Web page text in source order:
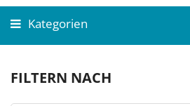
Kategorien
FILTERN NACH